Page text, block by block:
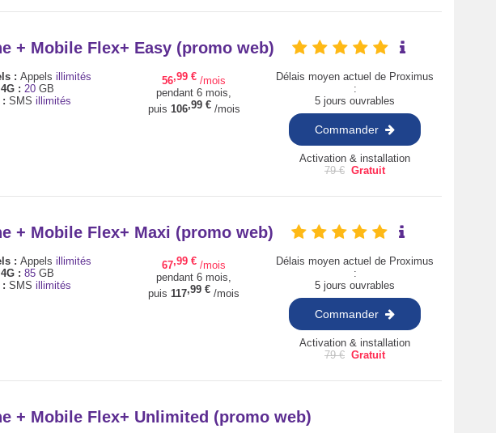
+ Mobile Flex+ Easy (promo web)
: Appels illimités
: 20GB
: SMS illimités
56,99 € /mois
pendant 6 mois,
puis 106,99 €/mois
Délais moyen actuel de Proximus
:
5 jours ouvrables
Commander
Activation & installation
79€ Gratuit
+ Mobile Flex+ Maxi (promo web)
: Appels illimités
: 85GB
: SMS illimités
67,99 € /mois
pendant 6 mois,
puis 117,99 € /mois
Délais moyen actuel de Proximus
:
5 jours ouvrables
Commander
Activation & installation
79€ Gratuit
+ Mobile Flex+ Unlimited (promo web)